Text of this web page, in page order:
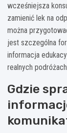
wcześniejsza
zamienić lek na
można
jest szczególna
informacja
realnych
Gdzie